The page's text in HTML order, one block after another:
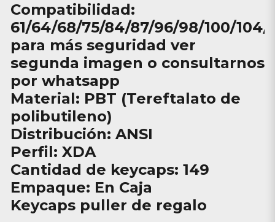
Compatibilidad:
61/64/68/75/84/87/96/98/100/104/
para más seguridad ver
segunda imagen o consultarnos
por whatsapp
Material: PBT (Tereftalato de
polibutileno)
Distribución: ANSI
Perfil: XDA
Cantidad de keycaps: 149
Empaque: En Caja
Keycaps puller de regalo